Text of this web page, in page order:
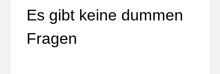
Es gibt keine dummen
Fragen